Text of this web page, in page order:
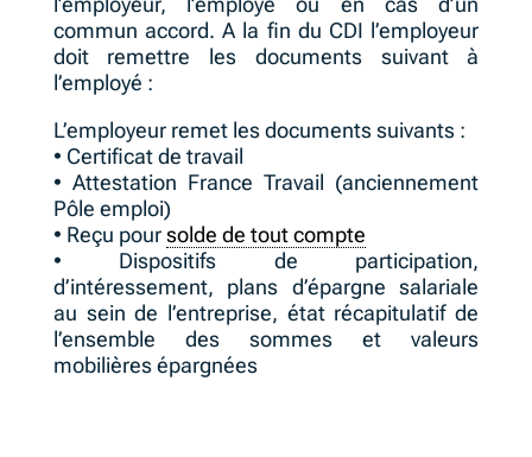
commun accord. A la fin du CDI l’employeur
doit remettre les documents suivant à
l’employé :
L’employeur remet les documents suivants :
• Certificat de travail
• Attestation France Travail (anciennement
Pôle emploi)
• Reçu poursolde de tout compte
• Dispositifs de participation,
d’intéressement, plans d’épargne salariale
au sein de l’entreprise, état récapitulatif de
l’ensemble des sommes et valeurs
mobilières épargnées